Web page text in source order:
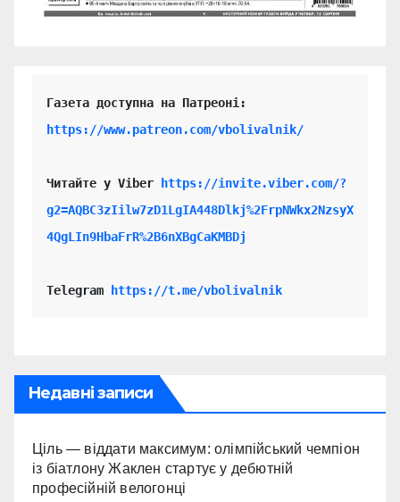
https://www.patreon.com/vbolivalnik/
Читайте у Viber
https://invite.viber.com/?
g2=AQBC3zIilw7zD1LgIA448Dlkj%2FrpNWkx2NzsyX
4QgLIn9HbaFrR%2B6nXBgCaKMBDj
Telegram https://t.me/vbolivalnik
Недавні записи
Ціль — віддати максимум: олімпійський чемпіон
із біатлону Жаклен стартує у дебютній
професійній велогонці